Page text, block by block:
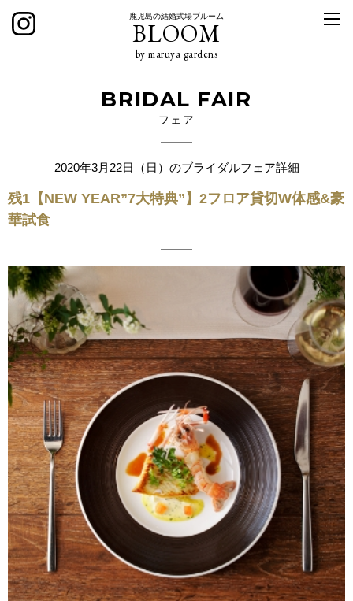
鹿児島の結婚式場ブルーム
BLOOM
by maruya gardens
BRIDAL FAIR
フェア
2020年3月22日（日）のブライダルフェア詳細
残1【NEW YEAR”7大特典”】2フロア貸切W体感&豪
華試食